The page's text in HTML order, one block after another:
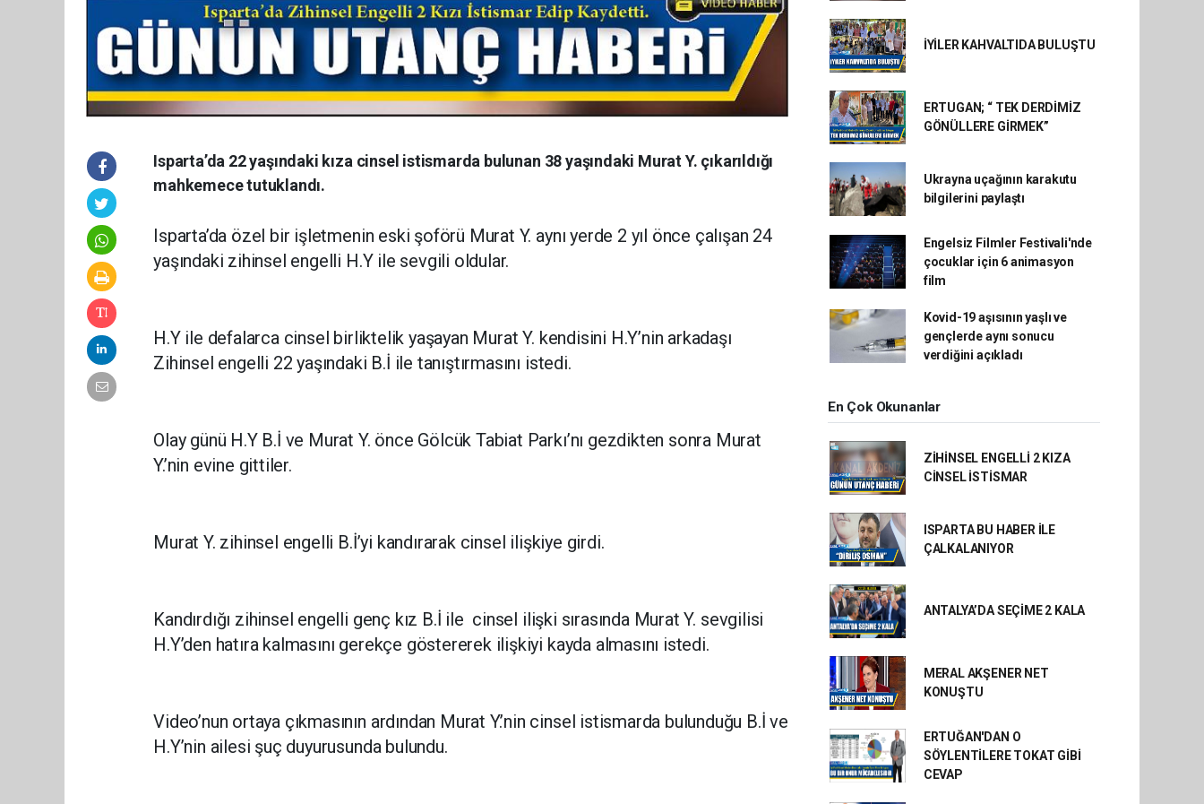
Isparta’da 22 yaşındaki kıza cinsel istismarda bulunan 38 yaşındaki Murat Y. çıkarıldığı
mahkemece tutuklandı.
Isparta’da özel bir işletmenin eski şoförü Murat Y. aynı yerde 2 yıl önce çalışan 24
yaşındaki zihinsel engelli H.Y ile sevgili oldular.
H.Y ile defalarca cinsel birliktelik yaşayan Murat Y. kendisini H.Y’nin arkadaşı
Zihinsel engelli 22 yaşındaki B.İ ile tanıştırmasını istedi.
Olay günü H.Y B.İ ve Murat Y. önce Gölcük Tabiat Parkı’nı gezdikten sonra Murat
Y.’nin evine gittiler.
Murat Y. zihinsel engelli B.İ’yi kandırarak cinsel ilişkiye girdi.
Kandırdığı zihinsel engelli genç kız B.İ ile cinsel ilişki sırasında Murat Y. sevgilisi
H.Y’den hatıra kalmasını gerekçe göstererek ilişkiyi kayda almasını istedi.
Video’nun ortaya çıkmasının ardından Murat Y.’nin cinsel istismarda bulunduğu B.İ ve
H.Y’nin ailesi şuç duyurusunda bulundu.
İYİLER KAHVALTIDA BULUŞTU
ERTUGAN; “ TEK DERDİMİZ
GÖNÜLLERE GİRMEK”
Ukrayna uçağının karakutu
bilgilerini paylaştı
Engelsiz Filmler Festivali'nde
çocuklar için 6 animasyon
film
Kovid-19 aşısının yaşlı ve
gençlerde aynı sonucu
verdiğini açıkladı
En Çok Okunanlar
ZİHİNSEL ENGELLİ 2 KIZA
CİNSEL İSTİSMAR
ISPARTA BU HABER İLE
ÇALKALANIYOR
ANTALYA’DA SEÇİME 2 KALA
MERAL AKŞENER NET
KONUŞTU
ERTUĞAN'DAN O
SÖYLENTİLERE TOKAT GİBİ
CEVAP